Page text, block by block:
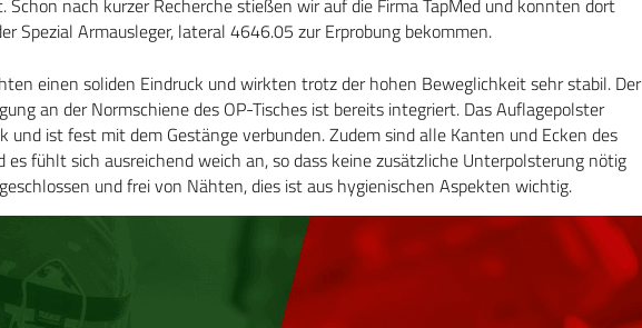
Spezial Armausleger, lateral 4646.05 zur Erprobung bekommen.
einen soliden Eindruck und wirkten trotz der hohen Beweglichkeit sehr stabil. Der
an der Normschiene des OP-Tisches ist bereits integriert. Das Auflagepolster
und ist fest mit dem Gestänge verbunden. Zudem sind alle Kanten und Ecken des
es fühlt sich ausreichend weich an, so dass keine zusätzliche Unterpolsterung nötig
und frei von Nähten, dies ist aus hygienischen Aspekten wichtig.